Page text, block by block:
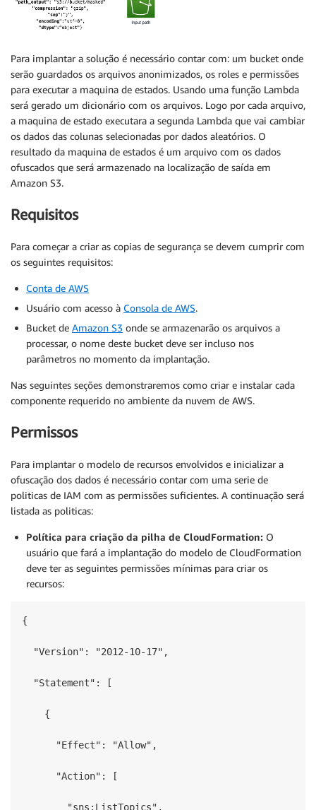
Para implantar a solução é necessário contar com: um bucket onde
serão guardados os arquivos anonimizados, os roles e permissões
para executar a maquina de estados. Usando uma função Lambda
será gerado um dicionário com os arquivos. Logo por cada arquivo,
a maquina de estado executara a segunda Lambda que vai cambiar
os dados das colunas selecionadas por dados aleatórios. O
resultado da maquina de estados é um arquivo com os dados
ofuscados que será armazenado na localização de saída em
Amazon S3.
Requisitos
Para começar a criar as copias de segurança se devem cumprir com
os seguintes requisitos:
Conta de AWS
Usuário com acesso à Consola de AWS.
Bucket de Amazon S3 onde se armazenarão os arquivos a
processar, o nome deste bucket deve ser incluso nos
parâmetros no momento da implantação.
Nas seguintes seções demonstraremos como criar e instalar cada
componente requerido no ambiente da nuvem de AWS.
Permissos
Para implantar o modelo de recursos envolvidos e inicializar a
ofuscação dos dados é necessário contar com uma serie de
politicas de IAM com as permissões suficientes. A continuação será
listada as politicas:
Política para criação da pilha de CloudFormation: O
usuário que fará a implantação do modelo de CloudFormation
deve ter as seguintes permissões mínimas para criar os
recursos:
{
"Version": "2012-10-17",
"Statement": [
{
"Effect": "Allow",
"Action": [
"sns:ListTopics",